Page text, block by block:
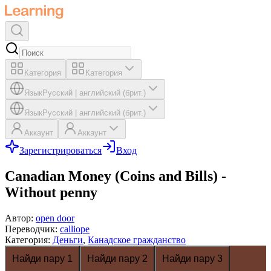
Категория Категория
ЯзыкРусский английский (брит.)
ЯзыкРусский английский (брит.)
Аккаунт Аккаунт
Зарегистрироваться Вход
Canadian Money (Coins and Bills) -
Without penny
Автор: open door
Переводчик: calliope
Категория: Деньги, Канадское гражданство
Найди пару 1
Найди пару 2 Найди пару 3